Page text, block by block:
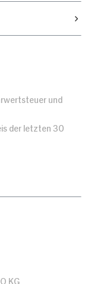
und
der letzten 30
KG